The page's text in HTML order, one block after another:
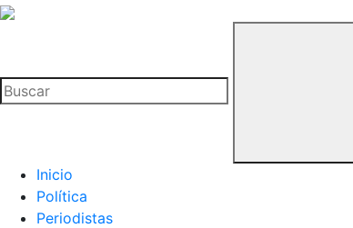
La
Buitre
Inicio
Política
Periodistas